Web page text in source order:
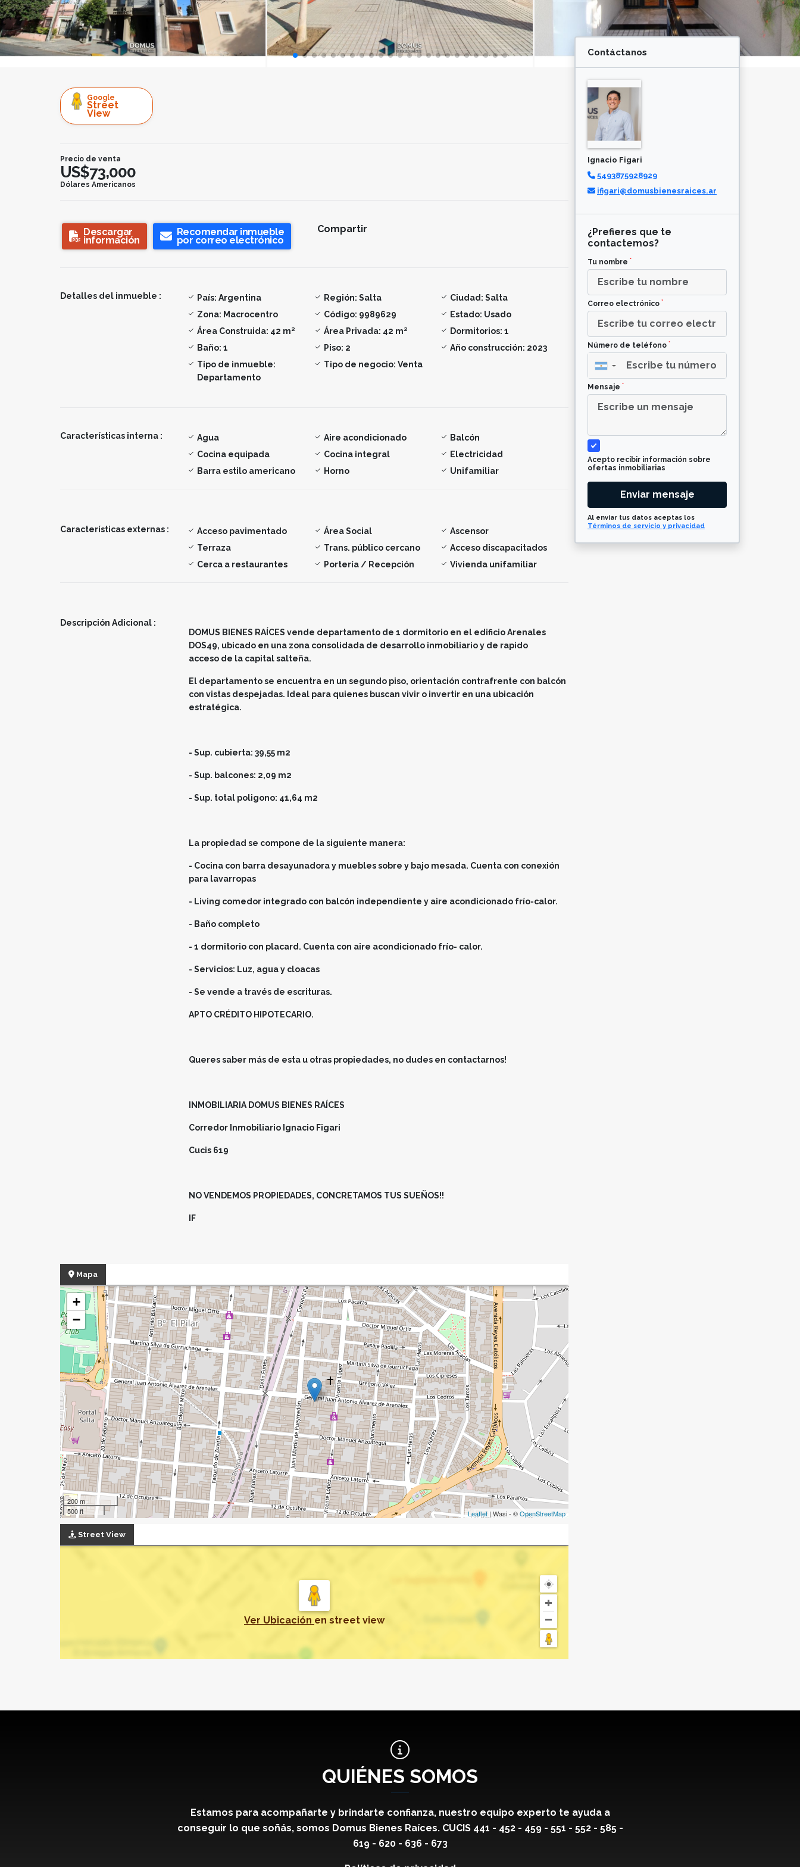
Google
Street
View
Precio de venta
US$73,000
Dólares Americanos
Descargar
información
Recomendar inmueble
por correo electrónico
Compartir
Detalles del inmueble : País: Argentina Región: Salta Ciudad: Salta
Zona: Macrocentro Código: 9989629 Estado: Usado
Área Construida: 42 m² Área Privada: 42 m² Dormitorios: 1
Baño: 1 Piso: 2 Año construcción: 2023
Tipo de inmueble:
Departamento
Tipo de negocio: Venta
Características interna : Agua Aire acondicionado
Balcón
Cocina equipada
Cocina integral
Electricidad
Barra estilo americano
Horno Unifamiliar
Características externas : Acceso pavimentado Área Social
Ascensor
Terraza
Trans. público cercano
Acceso discapacitados
Cerca a restaurantes
Portería / Recepción Vivienda unifamiliar
Descripción Adicional :
DOMUS BIENES RAÍCES vende departamento de 1 dormitorio en el edificio Arenales
DOS49, ubicado en una zona consolidada de desarrollo inmobiliario y de rapido
acceso de la capital salteña.
El departamento se encuentra en un segundo piso, orientación contrafrente con balcón
con vistas despejadas. Ideal para quienes buscan vivir o invertir en una ubicación
estratégica.
- Sup. cubierta: 39,55 m2
- Sup. balcones: 2,09 m2
- Sup. total poligono: 41,64 m2
La propiedad se compone de la siguiente manera:
- Cocina con barra desayunadora y muebles sobre y bajo mesada. Cuenta con conexión
para lavarropas
- Living comedor integrado con balcón independiente y aire acondicionado frío-calor.
- Baño completo
- 1 dormitorio con placard. Cuenta con aire acondicionado frío- calor.
- Servicios: Luz, agua y cloacas
- Se vende a través de escrituras.
APTO CRÉDITO HIPOTECARIO.
Queres saber más de esta u otras propiedades, no dudes en contactarnos!
INMOBILIARIA DOMUS BIENES RAÍCES
Corredor Inmobiliario Ignacio Figari
Cucis 619
NO VENDEMOS PROPIEDADES, CONCRETAMOS TUS SUEÑOS!!
IF
Mapa
+
−
200 m
500 ft
Leaflet | Wasi - ©OpenStreetMap
Street View
Ver Ubicación en street view
Contáctanos
Ignacio Figari
5493875928929
ifigari@domusbienesraices.ar
¿Prefieres que te
contactemos?
Tu nombre *
Correo electrónico *
Número de teléfono *
▼
Mensaje *
Acepto recibir información sobre
ofertas inmobiliarias
Enviar mensaje
Al enviar tus datos aceptas los
Términos de servicio y privacidad
QUIÉNES SOMOS
Estamos para acompañarte y brindarte confianza, nuestro equipo experto te ayuda a
conseguir lo que soñás, somos Domus Bienes Raíces. CUCIS 441 - 452 - 459 - 551 - 552 - 585 -
619 - 620 - 636 - 673